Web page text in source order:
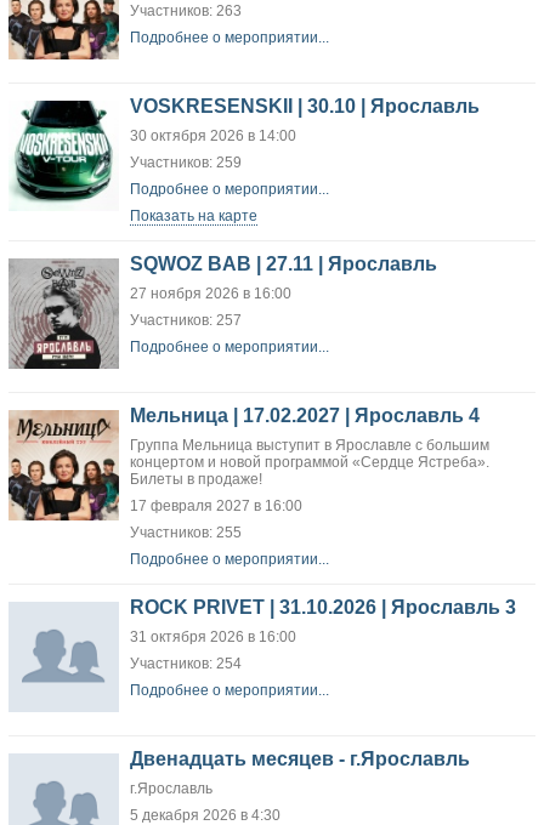
Участников: 263
Подробнее о мероприятии...
VOSKRESENSKII | 30.10 | Ярославль
30 октября 2026 в 14:00
Участников: 259
Подробнее о мероприятии...
Показать на карте
SQWOZ BAB | 27.11 | Ярославль
27 ноября 2026 в 16:00
Участников: 257
Подробнее о мероприятии...
Мельница | 17.02.2027 | Ярославль 4
Группа Мельница выступит в Ярославле с большим
концертом и новой программой «Сердце Ястреба».
Билеты в продаже!
17 февраля 2027 в 16:00
Участников: 255
Подробнее о мероприятии...
ROCK PRIVET | 31.10.2026 | Ярославль 3
31 октября 2026 в 16:00
Участников: 254
Подробнее о мероприятии...
Двенадцать месяцев - г.Ярославль
г.Ярославль
5 декабря 2026 в 4:30